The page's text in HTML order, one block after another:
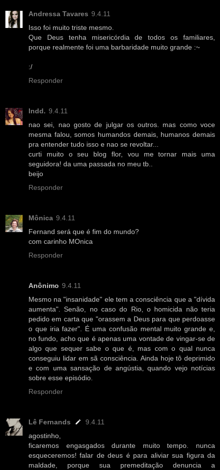
Andressa Tavares 9.4.11
Isso foi muito triste mesmo.
Que Deus tenha misericórdia de todos os familiares,
porque realmente foi uma barbaridade muito grande :~
:/
Responder
Indd. 9.4.11
nao sei, nao gosto de julgar os outros. mas como voce
mesma falou, somos humandos demais, humanos demais
pra entender tudo isso e nao se revoltar...
curti muito o seu blog flor, vou me tornar mais uma
seguidora! da uma passada no meu tb..
beijo
Responder
Mônica 9.4.11
Fernand será que é fim do mundo?
com carinho MOnica
Responder
Anônimo 9.4.11
Mesmo na "insanidade" ele tem a consciência que a "dívida
aumenta". Senão, no caso do Rio, o homicida não teria
pedido em carta que "orassem a Deus para que perdoasse
o que iria fazer". É uma confusão mental muito grande e,
no fundo, acho que é apenas uma vontade de vingar-se de
algo que sequer sabe o que é, mas com o qual nunca
conseguiu lidar em sã consciência. Ainda hoje tô deprimido
e com uma sansação de angústia, quando vejo notícias
sobre esse episódio.
Responder
Lê Fernands
9.4.11
agostinho,
ficaremos engasgados durante muito tempo. nunca
esqueceremos! falar de deus é para aliviar sua figura da
maldade, porque sua premeditação denuncia a